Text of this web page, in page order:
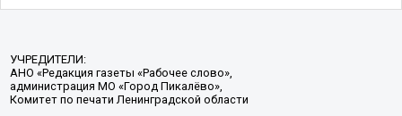
УЧРЕДИТЕЛИ:
АНО «Редакция газеты «Рабочее слово»,
администрация МО «Город Пикалёво»,
Комитет по печати Ленинградской области